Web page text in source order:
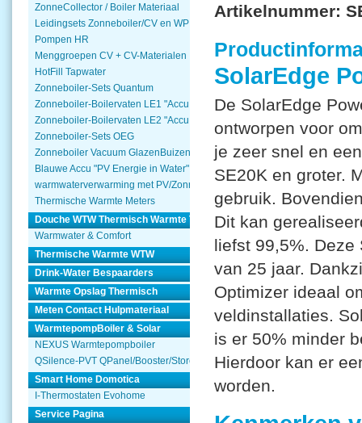
ZonneCollector / Boiler Materiaal
Leidingsets Zonneboiler/CV en WP
Pompen HR
Menggroepen CV + CV-Materialen
HotFill Tapwater
Zonneboiler-Sets Quantum
Zonneboiler-Boilervaten LE1 "Accu Woning Watmte"
Zonneboiler-Boilervaten LE2 "Accu Woning Watmte"
Zonneboiler-Sets OEG
Zonneboiler Vacuum GlazenBuizen
Blauwe Accu "PV Energie in Water"
warmwaterverwarming met PV/Zonnepanelen
Thermische Warmte Meters
Douche WTW Thermisch Warmte Terugwinnen
Warmwater & Comfort
Thermische Warmte WTW
Drink-Water Bespaarders
Warmte Opslag Thermisch
Meten Contact Hulpmateriaal
WarmtepompBoiler & Solar
NEXUS Warmtepompboiler
QSilence-PVT QPanel/Booster/Store
Smart Home Domotica
I-Thermostaten Evohome
Service Pagina
Artikelnummer:
SolarEdge
De SolarEdge
ontworpen voor
je zeer snel en
SE20K en groter.
gebruik.
Dit kan
liefst 99,5%. Deze
van 25 jaar.
Optimizer ideaal
veldinstallaties.
is er 50% minder
Hierdoor kan er
worden.